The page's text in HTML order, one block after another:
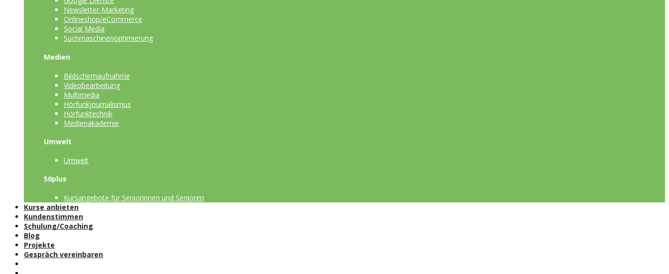
Newsletter-Marketing
Onlineshop/eCommerce
Social Media
Suchmaschinenoptimierung
Medien
Bildschirmaufnahme
Videobearbeitung
Multimedia
Hörfunkjournalismus
Hörfunktechnik
Medienakademie
Umwelt
Umwelt
50plus
Kursangebote für Seniorinnen und Senioren
Kurse anbieten
Kundenstimmen
Schulung/Coaching
Blog
Projekte
Gespräch vereinbaren